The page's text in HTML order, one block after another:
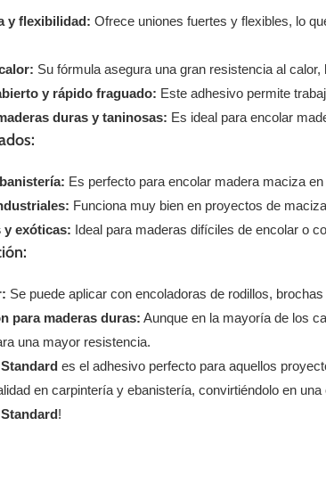
y flexibilidad: Ofrece uniones fuertes y flexibles, lo
Su fórmula asegura una gran resistencia al
y rápido fraguado: Este adhesivo permite
duras y taninosas: Es ideal para encolar
Es perfecto para encolar madera maciza
Funciona muy bien en proyectos de
y exóticas: Ideal para maderas difíciles de encolar o
Se puede aplicar con encoladoras de rodillos,
para maderas duras: Aunque en la mayoría de los
una mayor resistencia.
es el adhesivo perfecto para aquellos
en carpintería y ebanistería, convirtiéndolo en
!